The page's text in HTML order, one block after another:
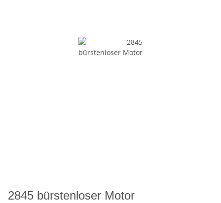
2845 bürstenloser Motor